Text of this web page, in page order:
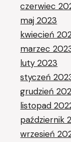
czerwiec
maj 2023
kwiecień
marzec
luty 2023
styczeń
grudzień
listopad
październik
wrzesień